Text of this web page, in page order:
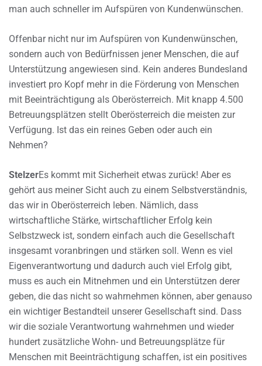
man auch schneller im Aufspüren von Kundenwünschen.
Offenbar nicht nur im Aufspüren von Kundenwünschen,
sondern auch von Bedürfnissen jener Menschen, die auf
Unterstützung angewiesen sind. Kein anderes Bundesland
investiert pro Kopf mehr in die Förderung von Menschen
mit Beeinträchtigung als Oberösterreich. Mit knapp 4.500
Betreuungsplätzen stellt Oberösterreich die meisten zur
Verfügung. Ist das ein reines Geben oder auch ein
Nehmen?
StelzerEs kommt mit Sicherheit etwas zurück! Aber es
gehört aus meiner Sicht auch zu einem Selbstverständnis,
das wir in Oberösterreich leben. Nämlich, dass
wirtschaftliche Stärke, wirtschaftlicher Erfolg kein
Selbstzweck ist, sondern einfach auch die Gesellschaft
insgesamt voranbringen und stärken soll. Wenn es viel
Eigenverantwortung und dadurch auch viel Erfolg gibt,
muss es auch ein Mitnehmen und ein Unterstützen derer
geben, die das nicht so wahrnehmen können, aber genauso
ein wichtiger Bestandteil unserer Gesellschaft sind. Dass
wir die soziale Verantwortung wahrnehmen und wieder
hundert zusätzliche Wohn- und Betreuungsplätze für
Menschen mit Beeinträchtigung schaffen, ist ein positives